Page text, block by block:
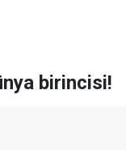
birincisi!